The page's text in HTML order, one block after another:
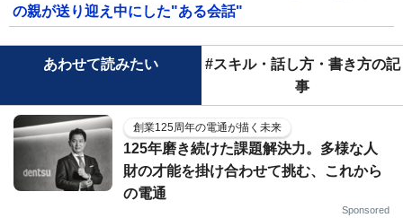
の親が送り迎え中にした"ある会話"
あわせて読みたい
#スキル・話し方・書き方の記
事
創業125周年の電通が描く未来
125年磨き続けた課題解決力。多様な人
財の才能を掛け合わせて挑む、これから
の電通
Sponsored